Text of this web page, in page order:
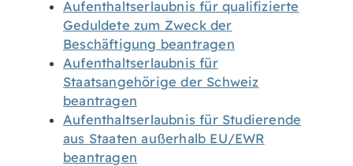
Aufenthaltserlaubnis für qualifizierte
Geduldete zum Zweck der
Beschäftigung beantragen
Aufenthaltserlaubnis für
Staatsangehörige der Schweiz
beantragen
Aufenthaltserlaubnis für Studierende
aus Staaten außerhalb EU/EWR
beantragen